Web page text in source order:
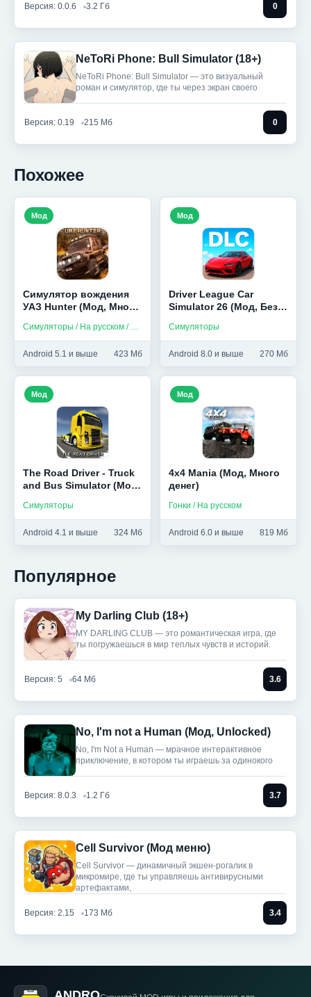
Версия: 0.0.6 3.2 Гб 0
NeToRi Phone: Bull Simulator (18+)
NeToRi Phone: Bull Simulator — это визуальный
роман и симулятор, где ты через экран своего
Версия: 0.19 215 Мб 0
Похожее
Симулятор вождения
УАЗ Hunter (Мод, Много
Симуляторы / На русском / Без интернета
Android 5.1 и выше 423 Мб
Мод
Driver League Car
Simulator 26 (Мод, Без
Симуляторы
Android 8.0 и выше 270 Мб
Мод
The Road Driver - Truck
and Bus Simulator (Мод,
Симуляторы
Android 4.1 и выше 324 Мб
Мод
4x4 Mania (Мод, Много
денег)
Гонки / На русском
Android 6.0 и выше 819 Мб
Мод
Популярное
My Darling Club (18+)
MY DARLING CLUB — это романтическая игра, где
ты погружаешься в мир теплых чувств и историй.
Версия: 5 64 Мб 3.6
No, I'm not a Human (Мод, Unlocked)
No, I'm Not a Human — мрачное интерактивное
приключение, в котором ты играешь за одинокого
Версия: 8.0.3 1.2 Гб 3.7
Cell Survivor (Мод меню)
Cell Survivor — динамичный экшен-рогалик в
микромире, где ты управляешь антивирусными
артефактами,
Версия: 2.15 173 Мб 3.4